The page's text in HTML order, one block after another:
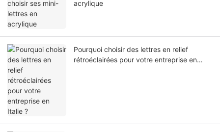
acrylique
Pourquoi choisir des lettres en relief
rétroéclairées pour votre entreprise en